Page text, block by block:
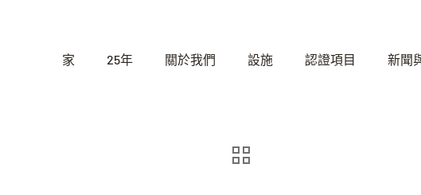
家 25年 關於我們 設施 認證項目 新聞